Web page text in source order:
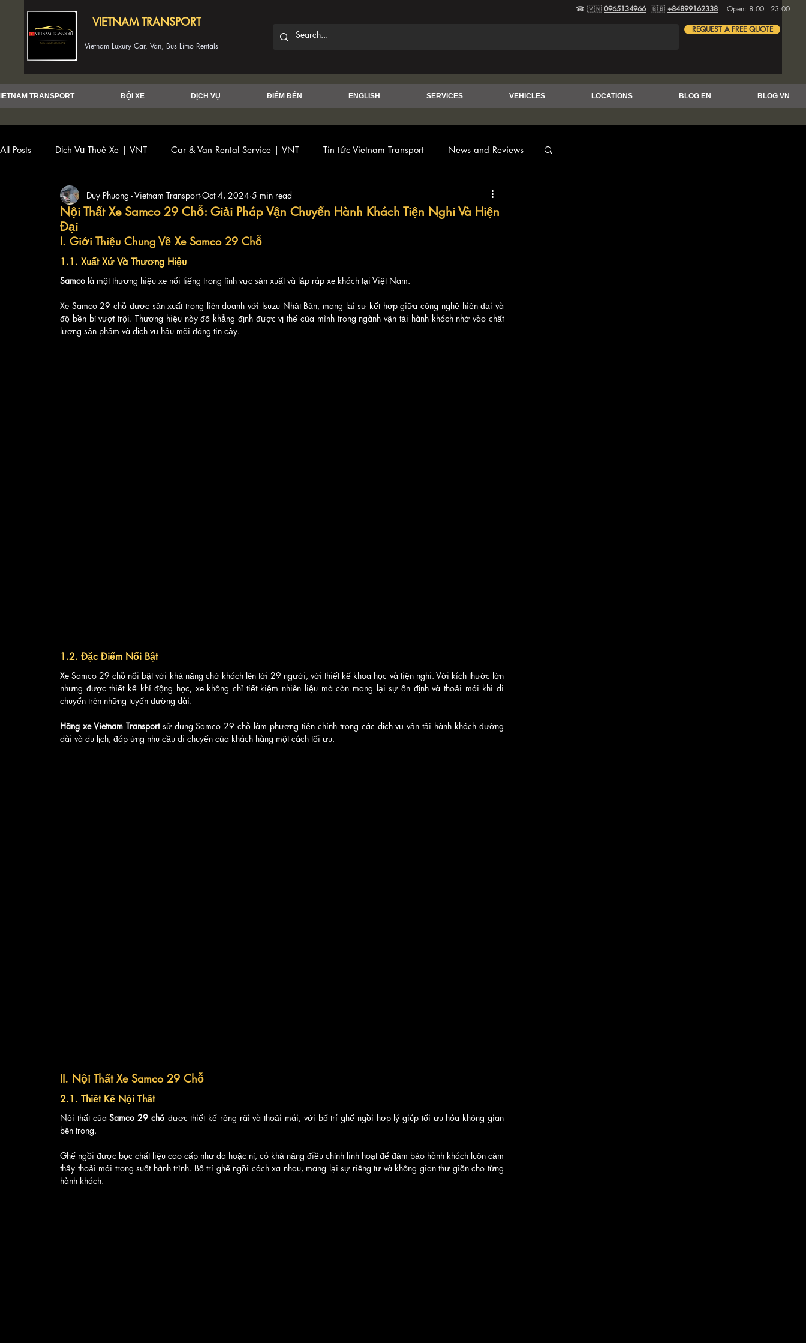
VIETNAM TRANSPORT
Vietnam Luxury Car, Van, Bus Limo Rentals
☎ 🇻🇳 0965134966🇬🇧 +84899162338 - Open: 8:00 - 23:00
REQUEST A FREE QUOTE
TRANSPORT ĐỘI XE DỊCH VỤ ĐIỂM ĐẾN ENGLISH SERVICES VEHICLES LOCATIONS BLOG EN BLOG VN
All Posts Dịch Vụ Thuê Xe | VNT Car & Van Rental Service | VNT Tin tức Vietnam Transport News and Reviews
Nội Thất Xe Samco 29 Chỗ: Giải Pháp Vận Chuyển Hành Khách Tiện Nghi Và Hiện
Đại
Duy Phuong - Vietnam Transport Oct 4, 2024 5 min read
I. Giới Thiệu Chung Về Xe Samco 29 Chỗ
1.1. Xuất Xứ Và Thương Hiệu
Samco là một thương hiệu xe nổi tiếng trong lĩnh vực sản xuất và lắp ráp xe khách tại Việt Nam.
Xe Samco 29 chỗ được sản xuất trong liên doanh với Isuzu Nhật Bản, mang lại sự kết hợp giữa công nghệ hiện đại và
độ bền bỉ vượt trội. Thương hiệu này đã khẳng định được vị thế của mình trong ngành vận tải hành khách nhờ vào chất
lượng sản phẩm và dịch vụ hậu mãi đáng tin cậy.
1.2. Đặc Điểm Nổi Bật
Xe Samco 29 chỗ nổi bật với khả năng chở khách lên tới 29 người, với thiết kế khoa học và tiện nghi. Với kích thước lớn
nhưng được thiết kế khí động học, xe không chỉ tiết kiệm nhiên liệu mà còn mang lại sự ổn định và thoải mái khi di
chuyển trên những tuyến đường dài.
Hãng xe Vietnam Transport sử dụng Samco 29 chỗ làm phương tiện chính trong các dịch vụ vận tải hành khách đường
dài và du lịch, đáp ứng nhu cầu di chuyển của khách hàng một cách tối ưu.
II. Nội Thất Xe Samco 29 Chỗ
2.1. Thiết Kế Nội Thất
Nội thất của Samco 29 chỗ được thiết kế rộng rãi và thoải mái, với bố trí ghế ngồi hợp lý giúp tối ưu hóa không gian
bên trong.
Ghế ngồi được bọc chất liệu cao cấp như da hoặc nỉ, có khả năng điều chỉnh linh hoạt để đảm bảo hành khách luôn cảm
thấy thoải mái trong suốt hành trình. Bố trí ghế ngồi cách xa nhau, mang lại sự riêng tư và không gian thư giãn cho từng
hành khách.